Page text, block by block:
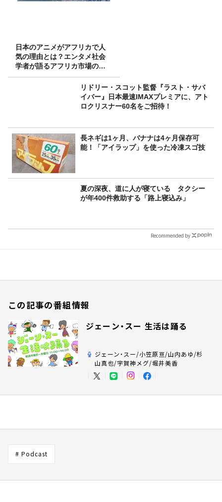
日本のアニメがアフリカで人
気の理由とは？エンタメ社会
学者が語るアフリカ市場のリ
アル
リドリー・スコット監督『ラスト・サバ
イバー』日本最速IMAXプレミアに、アト
ロクリスナー60名をご招待！
長ネギは1ヶ月、バナナは4ヶ月保存可
能！「アイラップ」を使った冷凍スゴ技
夏の深夜、道に人が寝ている タクシー
が年400件救助する「路上寝込み」
Recommended by
この記事の番組情報
ジェーン・スー 生活は踊る
ジェーン・スー/小笠原亘/山内あゆ/杉
山真也/宇賀神メグ/堀井美香
# Podcast